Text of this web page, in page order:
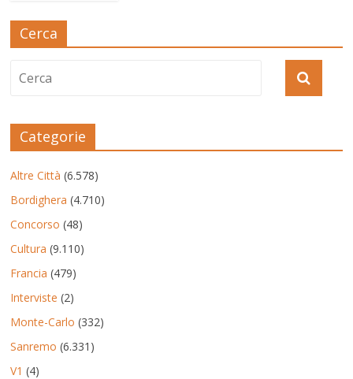
Cerca
Categorie
Altre Città (6.578)
Bordighera (4.710)
Concorso (48)
Cultura (9.110)
Francia (479)
Interviste (2)
Monte-Carlo (332)
Sanremo (6.331)
V1 (4)